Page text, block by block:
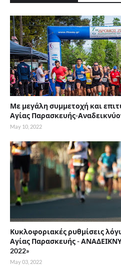
Με μεγάλη συμμετοχή και
Αγίας Παρασκευής-
May 10, 2022
Κυκλοφοριακές ρυθμίσεις
Αγίας Παρασκευής -
2022»
May 03, 2022